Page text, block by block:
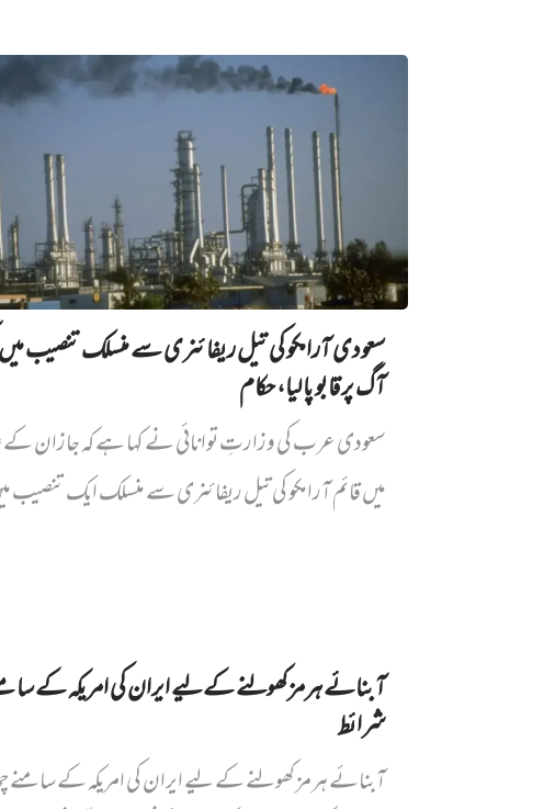
سعودی آرامکو کی تیل ریفائنری سے منسلک تنصیب
آگ پر قابو پا لیا، حکام
سعودی عرب کی وزارتِ توانائی نے کہا ہے کہ جازان
میں قائم آرامکو کی تیل ریفائنری سے منسلک ایک
آبنائے ہرمز کھولنے کے لیے ایران کی امریکہ کے
شرائط
آبنائے ہرمز کھولنے کے لیے ایران کی امریکہ کے سامنے